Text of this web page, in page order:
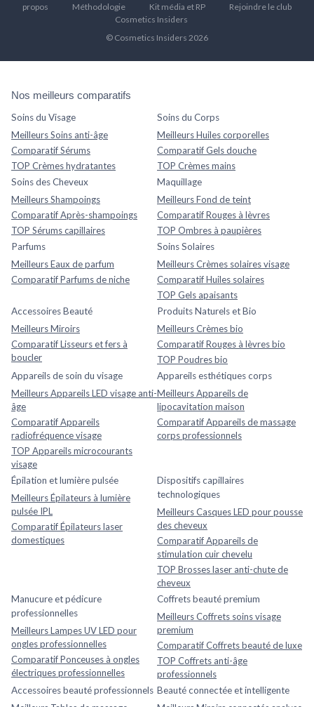
propos
Méthodologie Kit média et RP
Rejoindre le club
Cosmetics Insiders
© Cosmetics Insiders 2026
Nos meilleurs comparatifs
Soins du Visage
Meilleurs Soins anti-âge
Comparatif Sérums
TOP Crèmes hydratantes
Soins du Corps
Meilleurs Huiles corporelles
Comparatif Gels douche
TOP Crèmes mains
Soins des Cheveux
Meilleurs Shampoings
Comparatif Après-shampoings
TOP Sérums capillaires
Maquillage
Meilleurs Fond de teint
Comparatif Rouges à lèvres
TOP Ombres à paupières
Parfums
Meilleurs Eaux de parfum
Comparatif Parfums de niche
Soins Solaires
Meilleurs Crèmes solaires visage
Comparatif Huiles solaires
TOP Gels apaisants
Accessoires Beauté
Meilleurs Miroirs
Comparatif Lisseurs et fers à
boucler
Produits Naturels et Bio
Meilleurs Crèmes bio
Comparatif Rouges à lèvres bio
TOP Poudres bio
Appareils de soin du visage
Meilleurs Appareils LED visage anti-
âge
Comparatif Appareils
radiofréquence visage
TOP Appareils microcourants
visage
Appareils esthétiques corps
Meilleurs Appareils de
lipocavitation maison
Comparatif Appareils de massage
corps professionnels
Épilation et lumière pulsée
Meilleurs Épilateurs à lumière
pulsée IPL
Comparatif Épilateurs laser
domestiques
Dispositifs capillaires
technologiques
Meilleurs Casques LED pour pousse
des cheveux
Comparatif Appareils de
stimulation cuir chevelu
TOP Brosses laser anti-chute de
cheveux
Manucure et pédicure
professionnelles
Meilleurs Lampes UV LED pour
ongles professionnelles
Comparatif Ponceuses à ongles
électriques professionnelles
Coffrets beauté premium
Meilleurs Coffrets soins visage
premium
Comparatif Coffrets beauté de luxe
TOP Coffrets anti-âge
professionnels
Accessoires beauté professionnels Beauté connectée et intelligente